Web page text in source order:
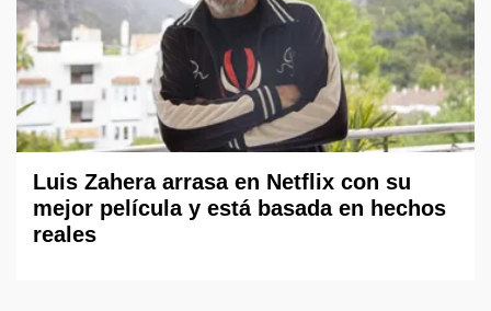
Luis Zahera arrasa en Netflix con su
mejor película y está basada en hechos
reales